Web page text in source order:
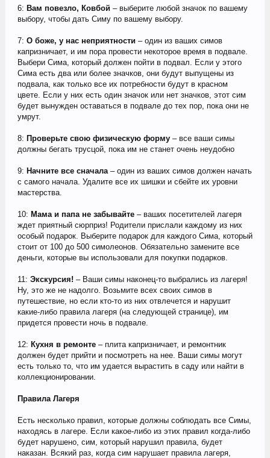
6: Вам повезло, Ковбой – выберите любой значок по вашему
выбору, чтобы дать Симу по вашему выбору.
7: О боже, у нас неприятности – один из ваших симов
капризничает, и им пора провести некоторое время в подвале.
Выбери Сима, который должен пойти в подвал. Если у этого
Сима есть два или более значков, они будут выпущены из
подвала, как только все их потребности будут в красном
цвете. Если у них есть один значок или нет значков, этот сим
будет вынужден оставаться в подвале до тех пор, пока они не
умрут.
8: Проверьте свою физическую форму– все ваши симы
должны бегать трусцой, пока им не станет очень неудобно
9: Начните все сначала– один из ваших симов должен начать
с самого начала. Удалите все их шишки и сбейте их уровни
мастерства.
10: Мама и папа не забывайте– ваших посетителей лагеря
ждет приятный сюрприз! Родители прислали каждому из них
особый подарок. Выберите подарок для каждого Сима, который
стоит от 100 до 500 симолеонов. Обязательно замените все
деньги, которые вы использовали для покупки подарков.
11: Экскурсия! – Ваши симы наконец-то выбрались из лагеря!
Ну, это же не надолго. Возьмите всех своих симов в
путешествие, но если кто-то из них отвлечется и нарушит
какие-либо правила лагеря (на следующей странице), им
придется провести ночь в подвале.
12: Кухня в ремонте– плита капризничает, и ремонтник
должен будет прийти и посмотреть на нее. Ваши симы могут
есть только то, что им удается вырастить в саду или найти в
коллекционировании.
Правила Лагеря
Есть несколько правил, которые должны соблюдать все Симы,
находясь в лагере. Если какое-либо из этих правил когда-либо
будет нарушено, сим, который нарушил правила, будет
наказан. Всякий раз, когда сим нарушает правила лагеря,